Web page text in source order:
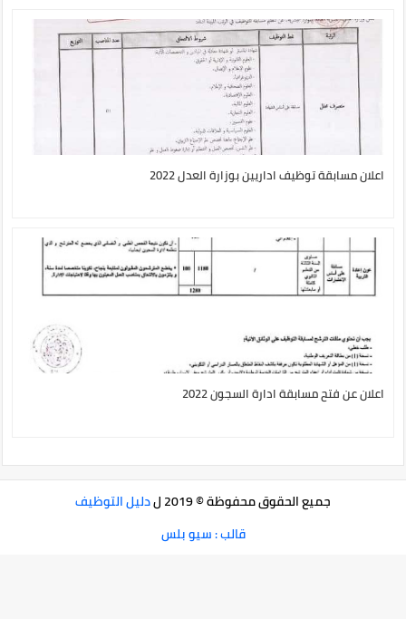
اعلان مسابقة توظيف اداريين بوزارة العدل 2022
اعلان عن فتح مسابقة ادارة السجون 2022
جميع الحقوق محفوظة © 2019 ل
دليل التوظيف
قالب : سيو بلس